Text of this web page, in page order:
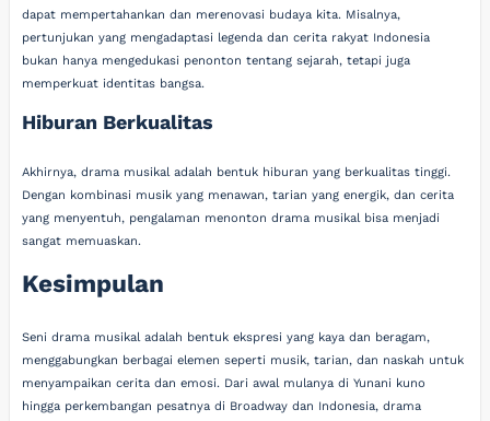
dapat mempertahankan dan merenovasi budaya kita. Misalnya,
pertunjukan yang mengadaptasi legenda dan cerita rakyat Indonesia
bukan hanya mengedukasi penonton tentang sejarah, tetapi juga
memperkuat identitas bangsa.
Hiburan Berkualitas
Akhirnya, drama musikal adalah bentuk hiburan yang berkualitas tinggi.
Dengan kombinasi musik yang menawan, tarian yang energik, dan cerita
yang menyentuh, pengalaman menonton drama musikal bisa menjadi
sangat memuaskan.
Kesimpulan
Seni drama musikal adalah bentuk ekspresi yang kaya dan beragam,
menggabungkan berbagai elemen seperti musik, tarian, dan naskah untuk
menyampaikan cerita dan emosi. Dari awal mulanya di Yunani kuno
hingga perkembangan pesatnya di Broadway dan Indonesia, drama